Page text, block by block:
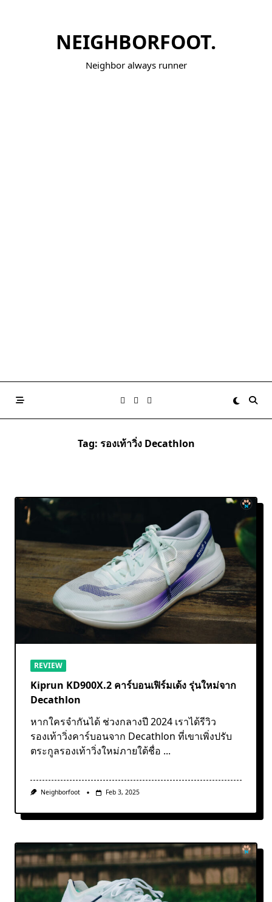
NEIGHBORFOOT.
Neighbor always runner
Tag: รองเท้าวิ่ง Decathlon
REVIEW
Kiprun KD900X.2 คาร์บอนเฟิร์มเด้ง รุ่นใหม่จาก
Decathlon
หากใครจำกันได้ ช่วงกลางปี 2024 เราได้รีวิว
รองเท้าวิ่งคาร์บอนจาก Decathlon ที่เขาเพิ่งปรับ
ตระกูลรองเท้าวิ่งใหม่ภายใต้ชื่อ ...
Neighborfoot Feb 3, 2025